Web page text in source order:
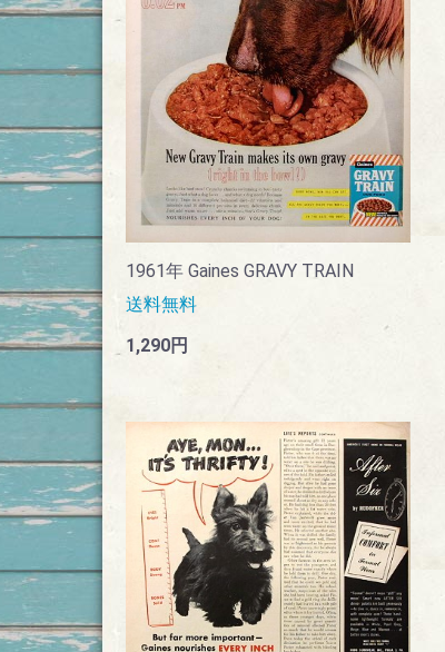
1961年 Gaines GRAVY TRAIN
送料無料
1,290円